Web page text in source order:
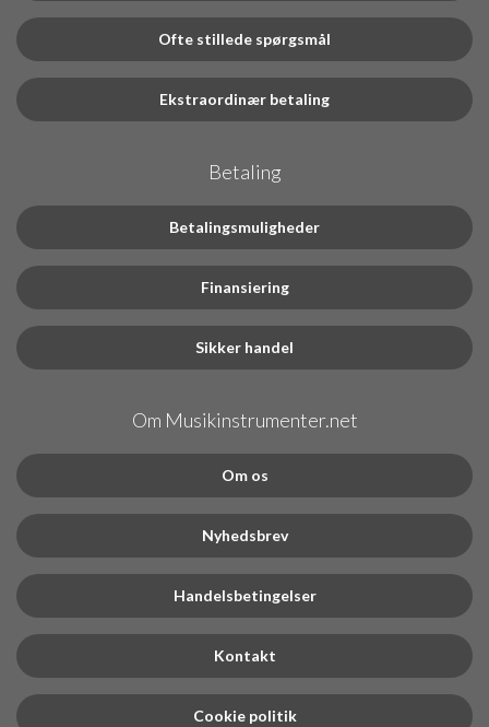
Ofte stillede spørgsmål
Ekstraordinær betaling
Betaling
Betalingsmuligheder
Finansiering
Sikker handel
Om Musikinstrumenter.net
Om os
Nyhedsbrev
Handelsbetingelser
Kontakt
Cookie politik